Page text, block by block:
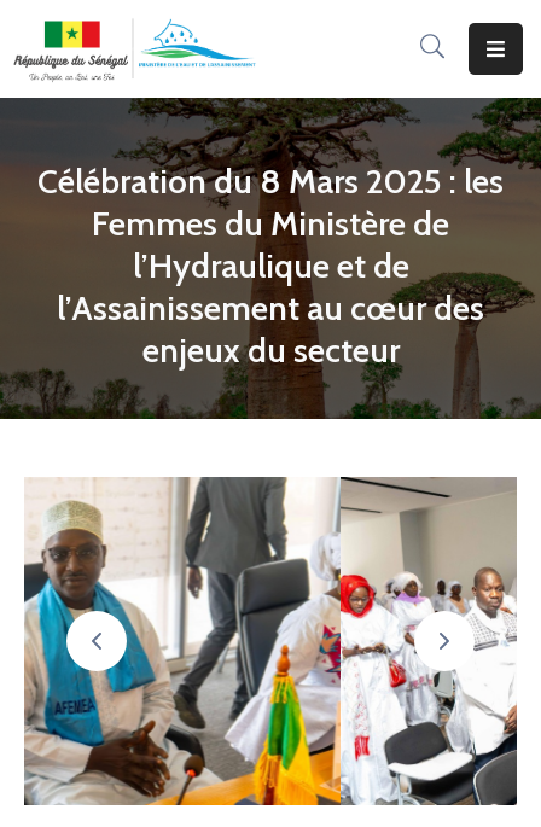
Ministère
Projets
Aux
Usagers
Documentation
AMCOW
Célébration du 8 Mars 2025 : les
Femmes du Ministère de
l’Hydraulique et de
l’Assainissement au cœur des
enjeux du secteur